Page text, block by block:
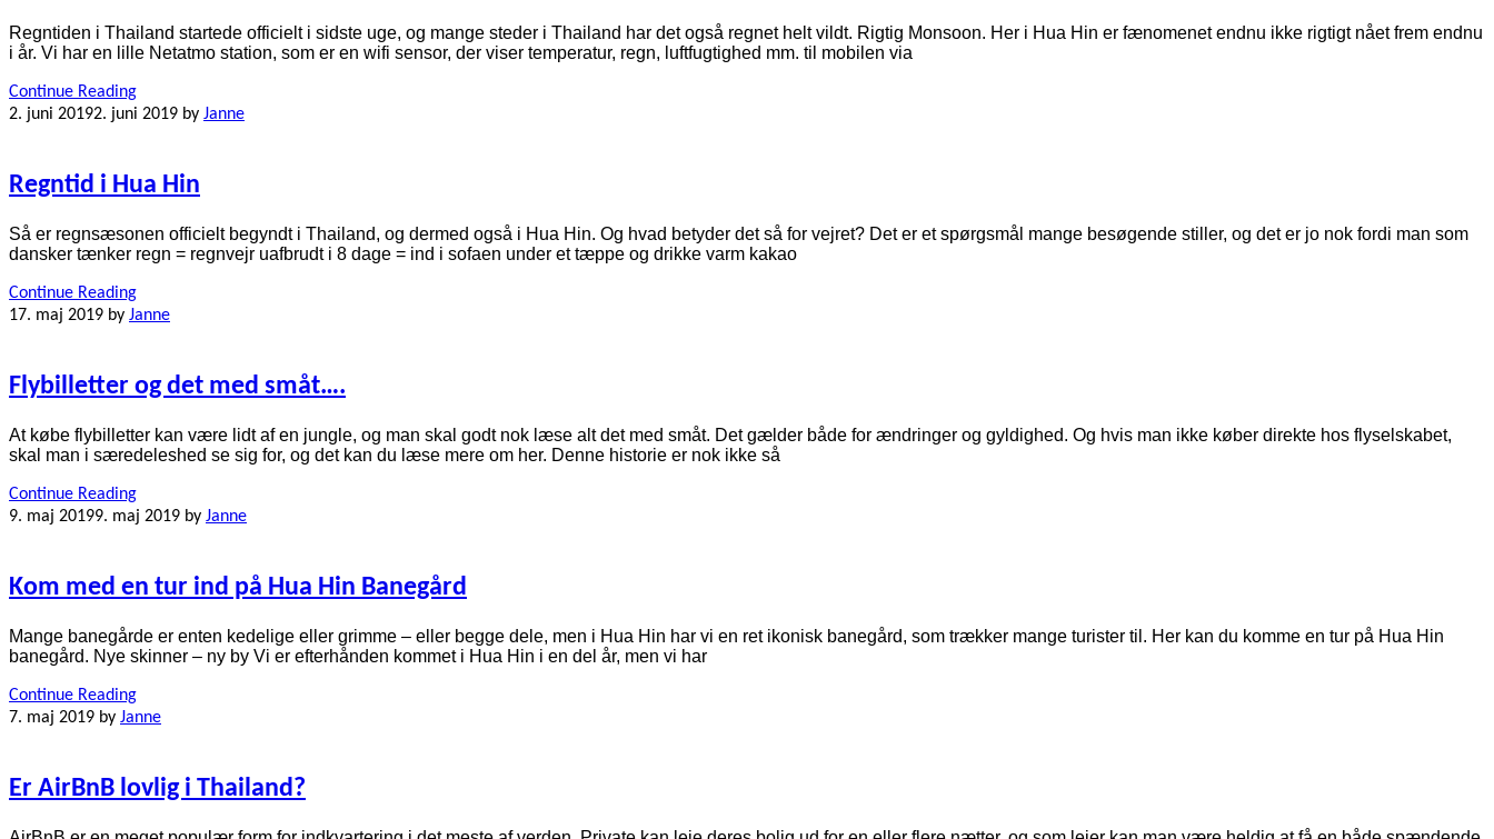
Regntiden i Thailand startede officielt i sidste uge, og mange steder i Thailand har det også regnet helt vildt. Rigtig Monsoon. Her i Hua Hin er fænomenet endnu ikke rigtigt nået frem endnu
i år. Vi har en lille Netatmo station, som er en wifi sensor, der viser temperatur, regn, luftfugtighed mm. til mobilen via
Continue Reading
2. juni 20192. juni 2019 by Janne
Regntid i Hua Hin
Så er regnsæsonen officielt begyndt i Thailand, og dermed også i Hua Hin. Og hvad betyder det så for vejret? Det er et spørgsmål mange besøgende stiller, og det er jo nok fordi man som
dansker tænker regn = regnvejr uafbrudt i 8 dage = ind i sofaen under et tæppe og drikke varm kakao
Continue Reading
17. maj 2019 by Janne
Flybilletter og det med småt….
At købe flybilletter kan være lidt af en jungle, og man skal godt nok læse alt det med småt. Det gælder både for ændringer og gyldighed. Og hvis man ikke køber direkte hos flyselskabet,
skal man i særedeleshed se sig for, og det kan du læse mere om her. Denne historie er nok ikke så
Continue Reading
9. maj 20199. maj 2019 by Janne
Kom med en tur ind på Hua Hin Banegård
Mange banegårde er enten kedelige eller grimme – eller begge dele, men i Hua Hin har vi en ret ikonisk banegård, som trækker mange turister til. Her kan du komme en tur på Hua Hin
banegård. Nye skinner – ny by Vi er efterhånden kommet i Hua Hin i en del år, men vi har
Continue Reading
7. maj 2019 by Janne
Er AirBnB lovlig i Thailand?